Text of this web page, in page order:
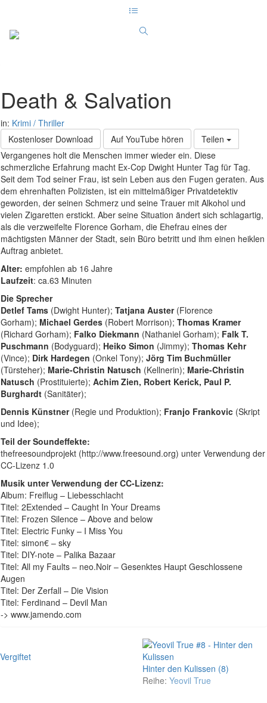
Death & Salvation
in: Krimi / Thriller
Kostenloser Download
Auf YouTube hören
Teilen
Vergangenes holt die Menschen immer wieder ein. Diese
schmerzliche Erfahrung macht Ex-Cop Dwight Hunter Tag für Tag.
Seit dem Tod seiner Frau, ist sein Leben aus den Fugen geraten. Aus
dem ehrenhaften Polizisten, ist ein mittelmäßiger Privatdetektiv
geworden, der seinen Schmerz und seine Trauer mit Alkohol und
vielen Zigaretten erstickt. Aber seine Situation ändert sich schlagartig,
als die verzweifelte Florence Gorham, die Ehefrau eines der
mächtigsten Männer der Stadt, sein Büro betritt und ihm einen heiklen
Auftrag anbietet.
Alter: empfohlen ab 16 Jahre
Laufzeit: ca.63 Minuten
Die Sprecher
Detlef Tams (Dwight Hunter); Tatjana Auster(Florence
Gorham); Michael Gerdes (Robert Morrison); Thomas Kramer
(Richard Gorham); Falko Diekmann (Nathaniel Gorham); Falk T.
Puschmann (Bodyguard); Heiko Simon (Jimmy); Thomas Kehr
(Vince); Dirk Hardegen (Onkel Tony); Jörg Tim Buchmüller
(Türsteher); Marie-Christin Natusch (Kellnerin); Marie-Christin
Natusch (Prostituierte); Achim Zien, Robert Kerick, Paul P.
Burghardt (Sanitäter);
Dennis Künstner(Regie und Produktion); Franjo Frankovic (Skript
und Idee);
Teil der Soundeffekte:
thefreesoundprojekt (http://www.freesound.org) unter Verwendung der
CC-Lizenz 1.0
Musik unter Verwendung der CC-Lizenz:
Album: Freiflug – Liebesschlacht
Titel: 2Extended – Caught In Your Dreams
Titel: Frozen Silence – Above and below
Titel: Electric Funky – I Miss You
Titel: simon€ – sky
Titel: DIY-note – Palika Bazaar
Titel: All my Faults – neo.Noir – Gesenktes Haupt Geschlossene
Augen
Titel: Der Zerfall – Die Vision
Titel: Ferdinand – Devil Man
-> www.jamendo.com
Vergiftet
Hinter den Kulissen (8)
Reihe: Yeovil True